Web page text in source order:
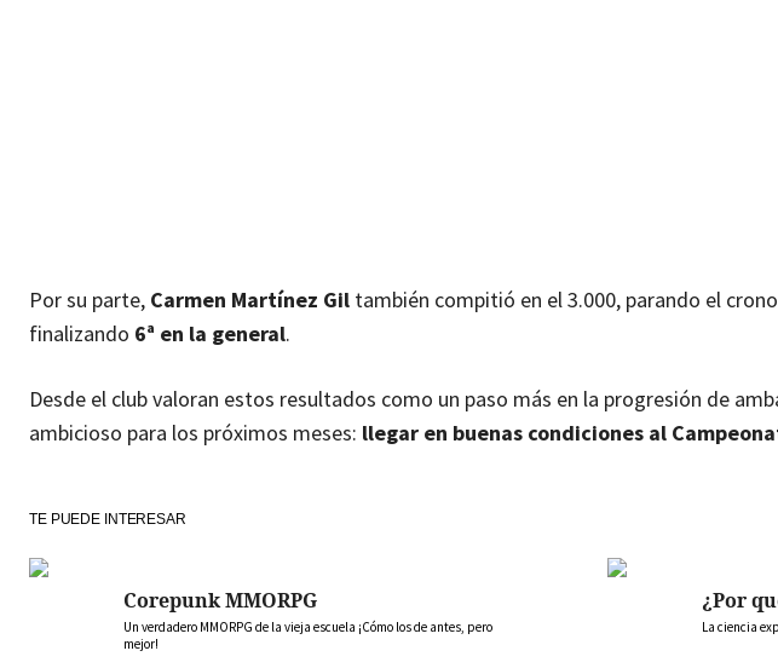
Por su parte, Carmen Martínez Gil también compitió en el 3.000, parando el
finalizando 6ª en la general.
Desde el club valoran estos resultados como un paso más en la progresión de
ambicioso para los próximos meses: llegar en buenas condiciones al
TE PUEDE INTERESAR
Corepunk MMORPG
Un verdadero MMORPG de la vieja escuela ¡Cómo los de antes, pero
mejor!
¿Por
La ciencia